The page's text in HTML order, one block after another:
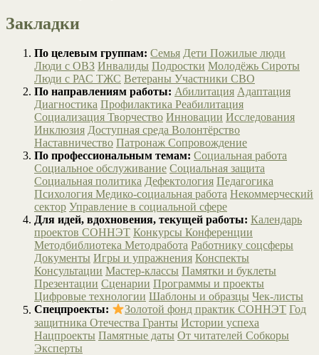
Закладки
По целевым группам: Семья Дети Пожилые люди
Люди с ОВЗ Инвалиды Подростки Молодёжь Сироты
Люди с РАС ТЖС Ветераны Участники СВО
По направлениям работы: Абилитация Адаптация
Диагностика Профилактика Реабилитация
Социализация Творчество Инновации Исследования
Инклюзия Доступная среда Волонтёрство
Наставничество Патронаж Сопровождение
По профессиональным темам: Социальная работа
Социальное обслуживание Социальная защита
Социальная политика Дефектология Педагогика
Психология Медико-социальная работа Некоммерческий
сектор Управление в социальной сфере
Для идей, вдохновения, текущей работы: Календарь
проектов СОННЭТ Конкурсы Конференции
Методбиблиотека Методработа Работнику соцсферы
Документы Игры и упражнения Конспекты
Консультации Мастер-классы Памятки и буклеты
Презентации Сценарии Программы и проекты
Цифровые технологии Шаблоны и образцы Чек-листы
Спецпроекты:
Золотой фонд практик СОННЭТ Год
защитника Отечества Гранты Истории успеха
Нацпроекты Памятные даты От читателей Собкоры
Эксперты